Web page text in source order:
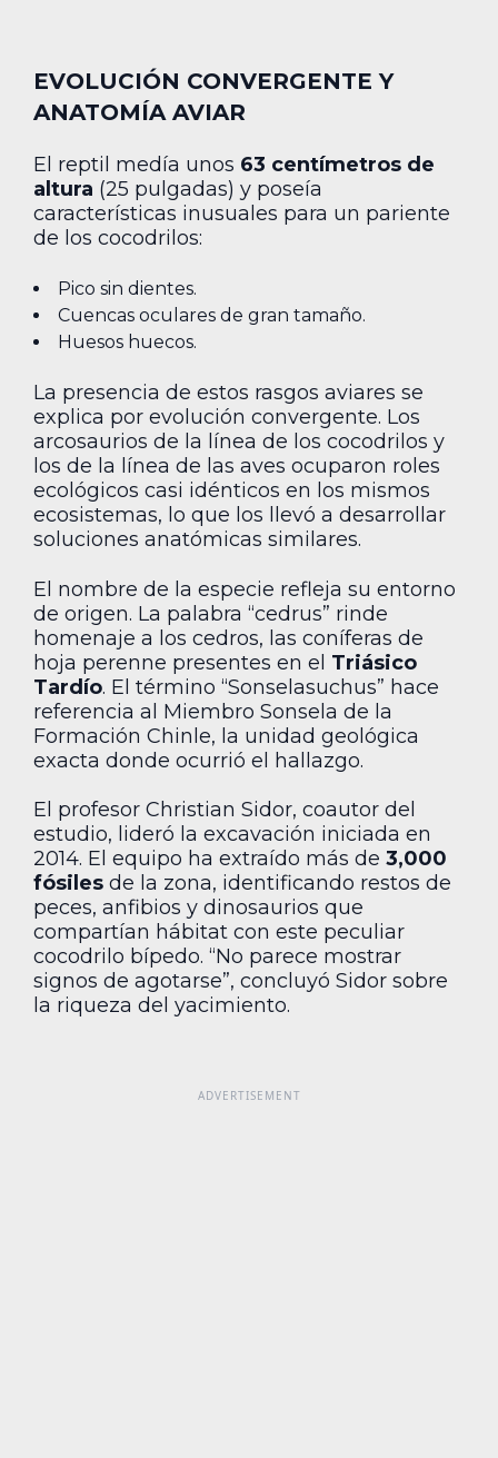
EVOLUCIÓN CONVERGENTE Y
ANATOMÍA AVIAR
El reptil medía unos 63 centímetros de
altura (25 pulgadas) y poseía
características inusuales para un pariente
de los cocodrilos:
Pico sin dientes.
Cuencas oculares de gran tamaño.
Huesos huecos.
La presencia de estos rasgos aviares se
explica por evolución convergente. Los
arcosaurios de la línea de los cocodrilos y
los de la línea de las aves ocuparon roles
ecológicos casi idénticos en los mismos
ecosistemas, lo que los llevó a desarrollar
soluciones anatómicas similares.
El nombre de la especie refleja su entorno
de origen. La palabra “cedrus” rinde
homenaje a los cedros, las coníferas de
hoja perenne presentes en el Triásico
Tardío. El término “Sonselasuchus” hace
referencia al Miembro Sonsela de la
Formación Chinle, la unidad geológica
exacta donde ocurrió el hallazgo.
El profesor Christian Sidor, coautor del
estudio, lideró la excavación iniciada en
2014. El equipo ha extraído más de 3,000
fósiles de la zona, identificando restos de
peces, anfibios y dinosaurios que
compartían hábitat con este peculiar
cocodrilo bípedo. “No parece mostrar
signos de agotarse”, concluyó Sidor sobre
la riqueza del yacimiento.